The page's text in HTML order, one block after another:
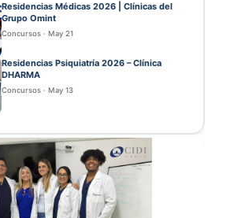
Residencias Médicas 2026 | Clínicas del
Grupo Omint
Concursos · May 21
Residencias Psiquiatría 2026 – Clínica
DHARMA
Concursos · May 13